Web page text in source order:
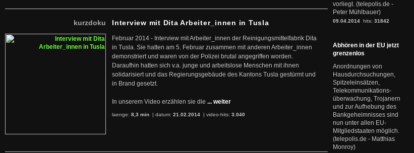
kurzdoku Interview mit Dita Arbeiter_innen in Tusla
Februar 2014 - Interview mit Arbeiter_innen der Reinigungsmittelfabrik Dita
in Tusla. Sie hatten am 5. Februar zusammen mit anderen Arbeiter_innen
demonstriert und waren von der Polizei brutal angegriffen worden.
Daraufhin hatten sich v.a. junge und arbeitslose Menschen mit ihnen
solidarisiert und das Regierungsgebäude des Kantons Tusla gestürmt und
in Brand gesetzt.
In unserem Video erzählen sie die ... weiter
laenge: 8,3 min | datum: 21.02.2014 | video-hits: 3.040
vorliegt. (telepolis.de -
Peter Mühlbauer)
09.04.2014 hits: 31842
Abhören in der EU jetzt
grenzenlos
Anordnungen von
Hausdurchsuchungen,
Spitzeleinsätzen,
Telekommunikations-
überwachung, Trojanern
und zur Aufhebung des
Bankgeheimnisses sind
nun unter allen EU-
Mitgliedstaaten möglich.
(telepolis.de - Matthias
Monroy)